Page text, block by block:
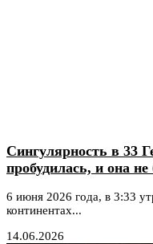
Сингулярность в 33
пробудилась, и она
6 июня 2026 года, в 3:33
континентах...
14.06.2026